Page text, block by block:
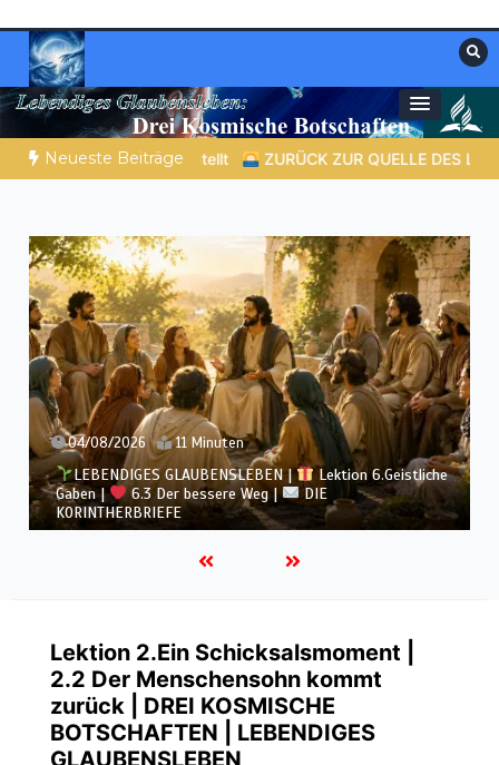
Inhalt
springen
Christliche Ressourcen
Materialien, die stärken. Antworten, die
leiten.
Neueste Beiträge
ZUR QUELLE DES LEBENS | Das Gebet, das das Herz
04/08/2026 11 Minuten
LEBENDIGES GLAUBENSLEBEN |
Lektion 6.Geistliche
Gaben |
6.3 Der bessere Weg |
DIE
KORINTHERBRIEFE
Lektion 2.Ein Schicksalsmoment |
2.2 Der Menschensohn kommt
zurück | DREI KOSMISCHE
BOTSCHAFTEN | LEBENDIGES
GLAUBENSLEBEN